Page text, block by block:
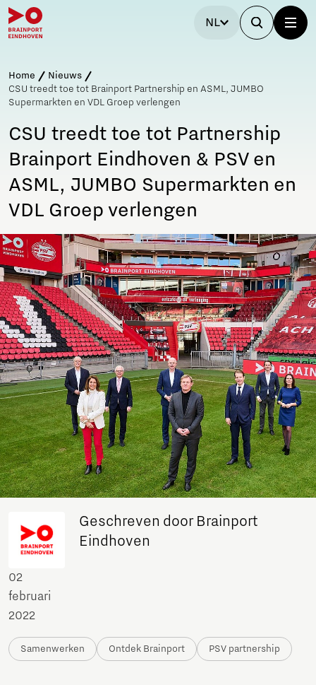
NL
Home
Nieuws
CSU treedt toe tot Brainport Partnership en ASML, JUMBO
Supermarkten en VDL Groep verlengen
CSU treedt toe tot Partnership
Brainport Eindhoven & PSV en
ASML, JUMBO Supermarkten en
VDL Groep verlengen
Geschreven door Brainport
Eindhoven
02
februari
2022
Samenwerken Ontdek Brainport PSV partnership